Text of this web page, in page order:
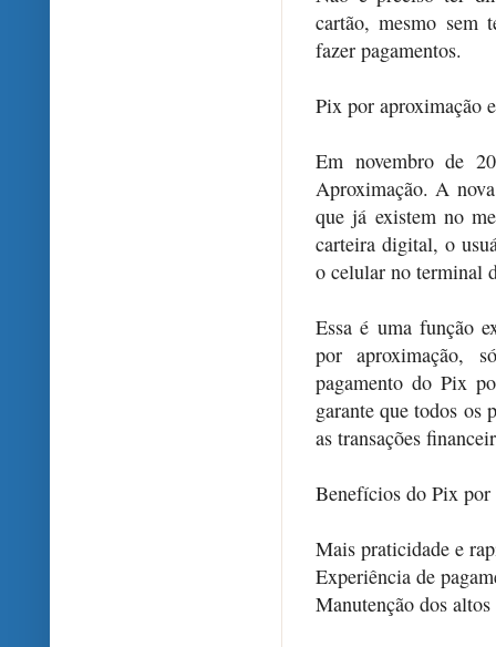
cartão, mesmo sem
fazer pagamentos.
Pix por aproximação
Em novembro de
Aproximação. A
que já existem no
carteira digital, o
o celular no terminal
Essa é uma função
por aproximação,
pagamento do Pix
garante que todos os
as transações
Benefícios do Pix por
Mais praticidade e
Experiência de
Manutenção dos